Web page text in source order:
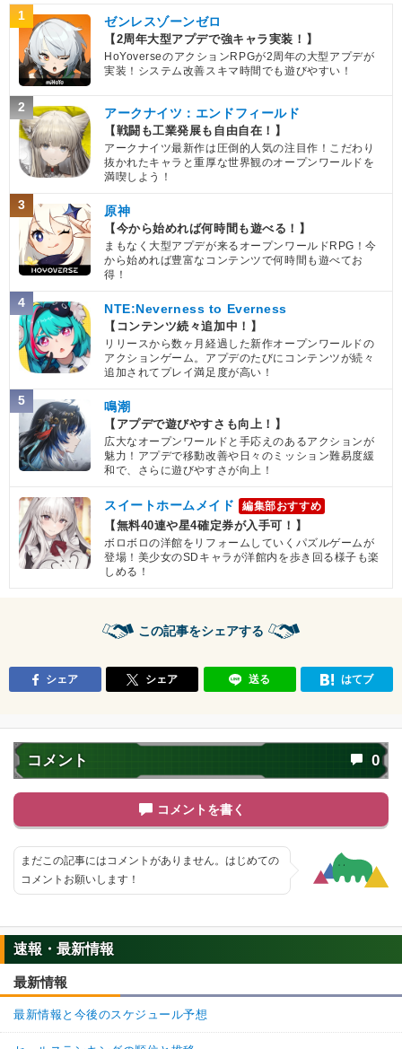
1 ゼンレスゾーンゼロ
【2周年大型アプデで強キャラ実装！】
HoYoverseのアクションRPGが2周年の大型アプデが
実装！システム改善スキマ時間でも遊びやすい！
2 アークナイツ：エンドフィールド
【戦闘も工業発展も自由自在！】
アークナイツ最新作は圧倒的人気の注目作！こだわり
抜かれたキャラと重厚な世界観のオープンワールドを
満喫しよう！
3 原神
【今から始めれば何時間も遊べる！】
まもなく大型アプデが来るオープンワールドRPG！今
から始めれば豊富なコンテンツで何時間も遊べてお
得！
4 NTE:Neverness to Everness
【コンテンツ続々追加中！】
リリースから数ヶ月経過した新作オープンワールドの
アクションゲーム。アプデのたびにコンテンツが続々
追加されてプレイ満足度が高い！
5 鳴潮
【アプデで遊びやすさも向上！】
広大なオープンワールドと手応えのあるアクションが
魅力！アプデで移動改善や日々のミッション難易度緩
和で、さらに遊びやすさが向上！
スイートホームメイド 編集部おすすめ
【無料40連や星4確定券が入手可！】
ボロボロの洋館をリフォームしていくパズルゲームが
登場！美少女のSDキャラが洋館内を歩き回る様子も楽
しめる！
この記事をシェアする
シェア シェア 送る はてブ
コメント 0
コメントを書く
まだこの記事にはコメントがありません。はじめての
コメントお願いします！
速報・最新情報
最新情報
最新情報と今後のスケジュール予想